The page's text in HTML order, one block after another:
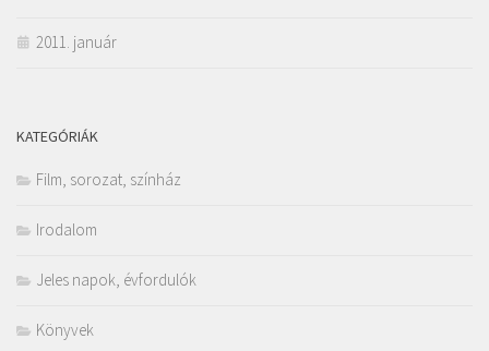
2011. január
KATEGÓRIÁK
Film, sorozat, színház
Irodalom
Jeles napok, évfordulók
Könyvek